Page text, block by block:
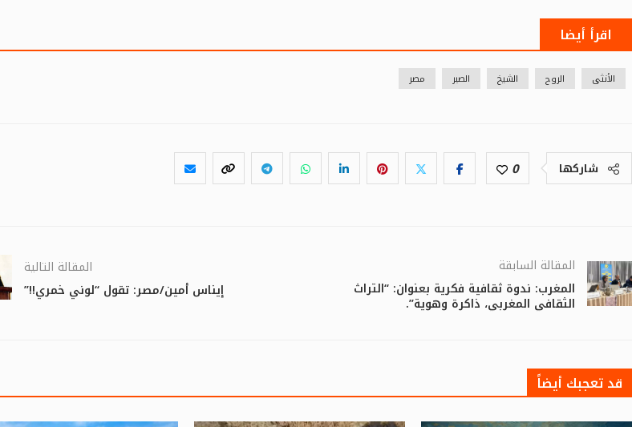
اقرأ أيضا
الأنثى الروح الشيخ الصبر مصر
شاركها 0
المقالة السابقة
المغرب: ندوة ثقافية فكرية بعنوان: “التراث
الثقافي المغربي، ذاكرة وهوية”.
المقالة التالية
إيناس أمين/مصر: تقول “لوني خمري!!”
قد تعجبك أيضاً